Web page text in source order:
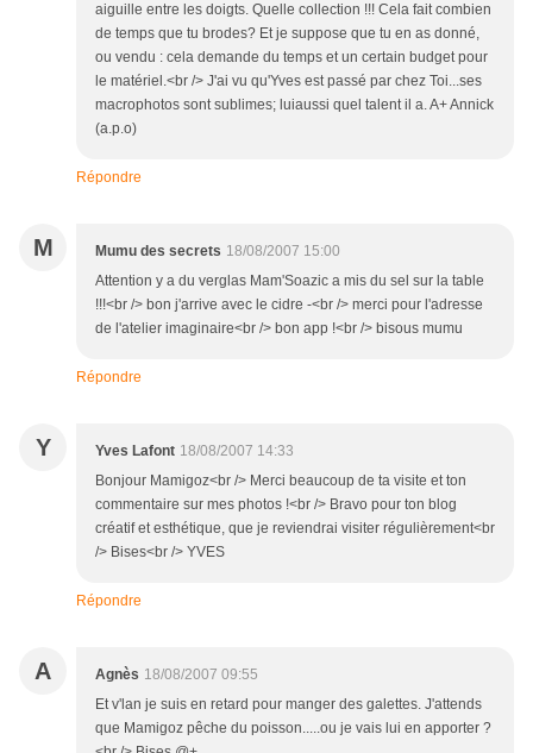
aiguille entre les doigts. Quelle collection !!! Cela fait combien
de temps que tu brodes? Et je suppose que tu en as donné,
ou vendu : cela demande du temps et un certain budget pour
le matériel.<br /> J'ai vu qu'Yves est passé par chez Toi...ses
macrophotos sont sublimes; luiaussi quel talent il a. A+ Annick
(a.p.o)
Répondre
M Mumu des secrets 18/08/2007 15:00
Attention y a du verglas Mam'Soazic a mis du sel sur la table
!!!<br /> bon j'arrive avec le cidre -<br /> merci pour l'adresse
de l'atelier imaginaire<br /> bon app !<br /> bisous mumu
Répondre
Y Yves Lafont 18/08/2007 14:33
Bonjour Mamigoz<br /> Merci beaucoup de ta visite et ton
commentaire sur mes photos !<br /> Bravo pour ton blog
créatif et esthétique, que je reviendrai visiter régulièrement<br
/> Bises<br /> YVES
Répondre
A Agnès 18/08/2007 09:55
Et v'lan je suis en retard pour manger des galettes. J'attends
que Mamigoz pêche du poisson.....ou je vais lui en apporter ?